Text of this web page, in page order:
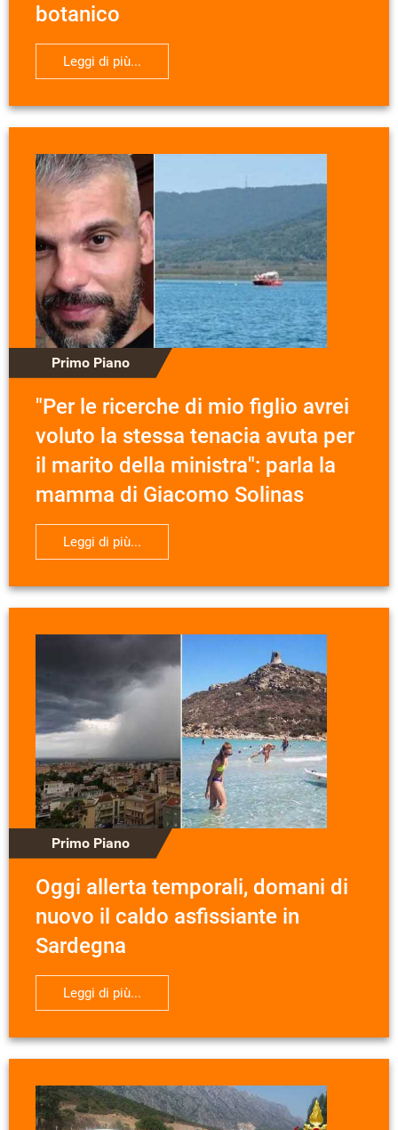
botanico
Leggi di più...
Primo Piano
"Per le ricerche di mio figlio avrei
voluto la stessa tenacia avuta per
il marito della ministra": parla la
mamma di Giacomo Solinas
Leggi di più...
Primo Piano
Oggi allerta temporali, domani di
nuovo il caldo asfissiante in
Sardegna
Leggi di più...